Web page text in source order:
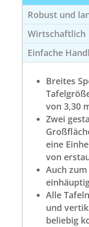
Robust und
Wirtschaftlich
Einfache
Breites
von 3,30
Zwei
eine
von
Auch
Alle
und
beliebig